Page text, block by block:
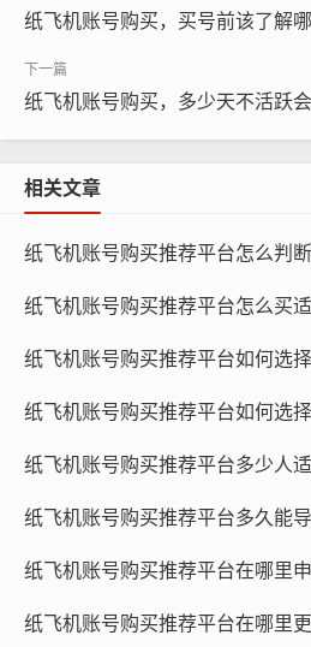
确保账号使用的游戏版本与您所
间可能存在一些差异，可能会导
登录账号后，检查账号是否有异
等，如果有异常情况,请及时联系
纸飞机账号购买，买号前该了解
纸飞机账号购买，多少天不活跃
相关文章